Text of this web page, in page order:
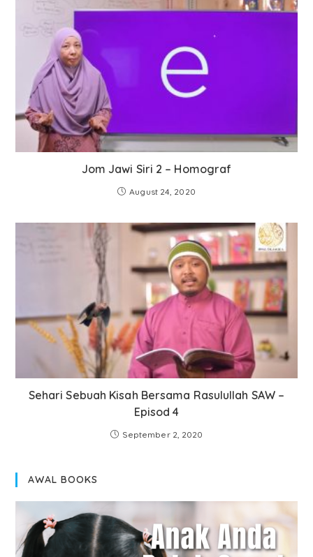
Jom Jawi Siri 2 – Homograf
August 24, 2020
Sehari Sebuah Kisah Bersama Rasulullah SAW –
Episod 4
September 2, 2020
AWAL BOOKS